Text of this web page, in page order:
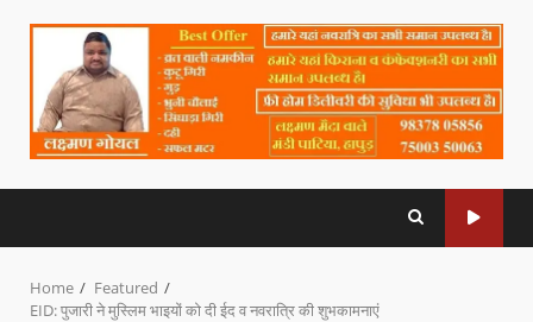
Home
Featured
EID: पुजारी ने मुस्लिम भाइयों को दी ईद व नवरात्रि की शुभकामनाएं